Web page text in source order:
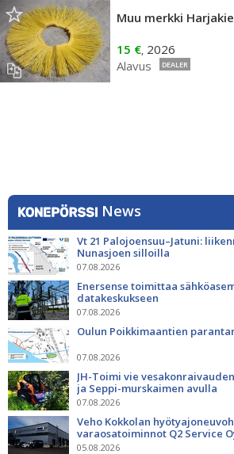
15 €, 2026
Alavus
DEALER
News
Vt 21 Palojoensuu–Jatuni:
Nunasjoen silloilla
07.08.2026
Enersense toimittaa
datakeskukseen
07.08.2026
Oulun Poikkimaantien
07.08.2026
JH-Toimi vie
ja Seppi-murskaimen avulla
07.08.2026
Veho Kokkolan
varaosatoiminnot Q2 Service
05.08.2026